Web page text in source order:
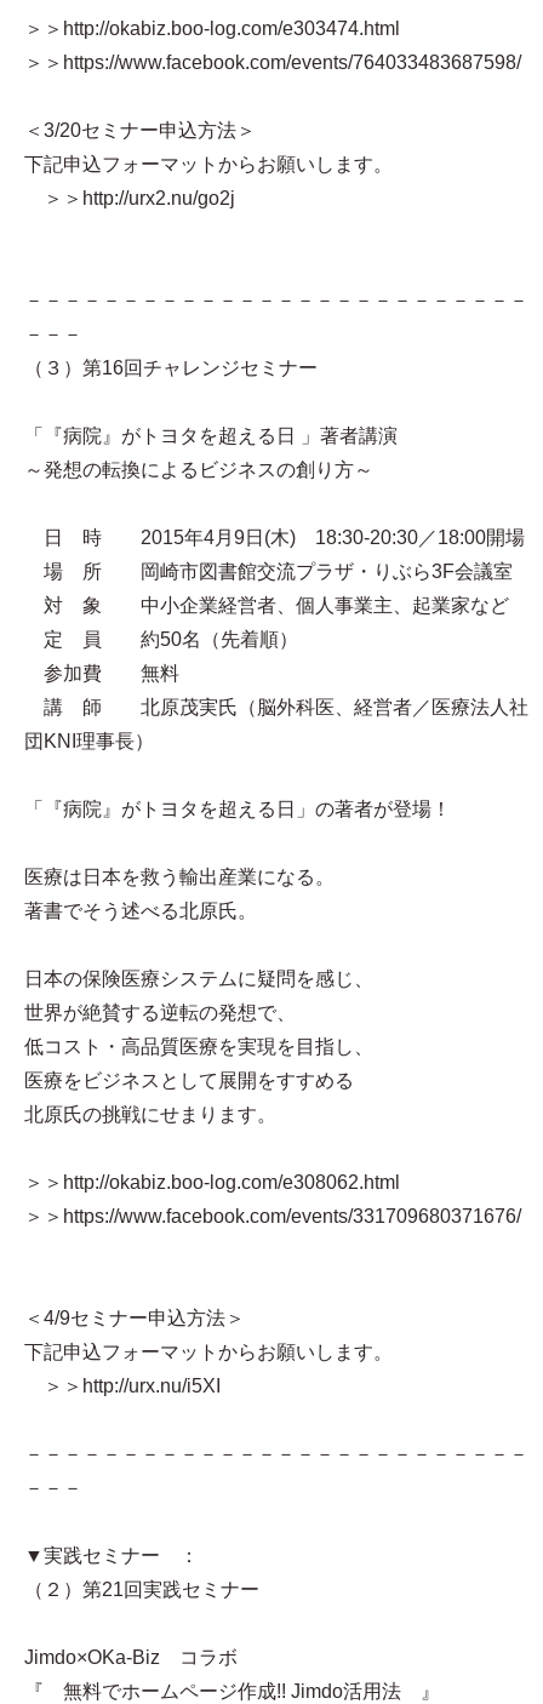
＞＞http://okabiz.boo-log.com/e303474.html
＞＞https://www.facebook.com/events/764033483687598/
＜3/20セミナー申込方法＞
下記申込フォーマットからお願いします。
＞＞http://urx2.nu/go2j
－－－－－－－－－－－－－－－－－－－－－－－－－－
－－－
（３）第16回チャレンジセミナー
「『病院』がトヨタを超える日 」著者講演
～発想の転換によるビジネスの創り方～
日 時 2015年4月9日(木) 18:30-20:30／18:00開場
場 所 岡崎市図書館交流プラザ・りぶら3F会議室
対 象 中小企業経営者、個人事業主、起業家など
定 員 約50名（先着順）
参加費 無料
講 師 北原茂実氏（脳外科医、経営者／医療法人社
団KNI理事長）
「『病院』がトヨタを超える日」の著者が登場！
医療は日本を救う輸出産業になる。
著書でそう述べる北原氏。
日本の保険医療システムに疑問を感じ、
世界が絶賛する逆転の発想で、
低コスト・高品質医療を実現を目指し、
医療をビジネスとして展開をすすめる
北原氏の挑戦にせまります。
＞＞http://okabiz.boo-log.com/e308062.html
＞＞https://www.facebook.com/events/331709680371676/
＜4/9セミナー申込方法＞
下記申込フォーマットからお願いします。
＞＞http://urx.nu/i5XI
－－－－－－－－－－－－－－－－－－－－－－－－－－
－－－
▼実践セミナー ：
（２）第21回実践セミナー
Jimdo×OKa-Biz コラボ
『 無料でホームページ作成!! Jimdo活用法 』